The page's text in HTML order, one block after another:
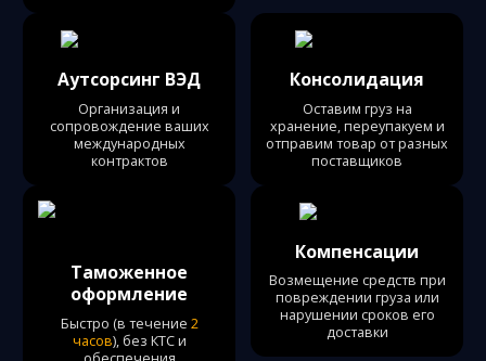
Аутсорсинг ВЭД
Организация и
сопровождение ваших
международных
контрактов
Консолидация
Оставим груз на
хранение, переупакуем и
отправим товар от разных
поставщиков
Таможенное
оформление
Быстро (в течение 2
часов), без КТС и
Компенсации
Возмещение средств при
повреждении груза или
нарушении сроков его
доставки